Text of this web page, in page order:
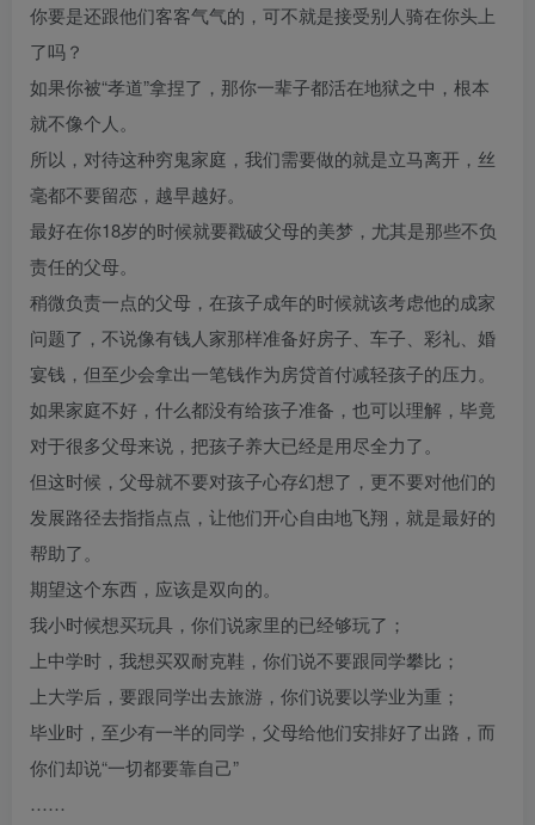
你要是还跟他们客客气气的，可不就是接受别人骑在你头上
了吗？
如果你被“孝道”拿捏了，那你一辈子都活在地狱之中，根本
就不像个人。
所以，对待这种穷鬼家庭，我们需要做的就是立马离开，丝
毫都不要留恋，越早越好。
最好在你18岁的时候就要戳破父母的美梦，尤其是那些不负
责任的父母。
稍微负责一点的父母，在孩子成年的时候就该考虑他的成家
问题了，不说像有钱人家那样准备好房子、车子、彩礼、婚
宴钱，但至少会拿出一笔钱作为房贷首付减轻孩子的压力。
如果家庭不好，什么都没有给孩子准备，也可以理解，毕竟
对于很多父母来说，把孩子养大已经是用尽全力了。
但这时候，父母就不要对孩子心存幻想了，更不要对他们的
发展路径去指指点点，让他们开心自由地飞翔，就是最好的
帮助了。
期望这个东西，应该是双向的。
我小时候想买玩具，你们说家里的已经够玩了；
上中学时，我想买双耐克鞋，你们说不要跟同学攀比；
上大学后，要跟同学出去旅游，你们说要以学业为重；
毕业时，至少有一半的同学，父母给他们安排好了出路，而
你们却说“一切都要靠自己”
……